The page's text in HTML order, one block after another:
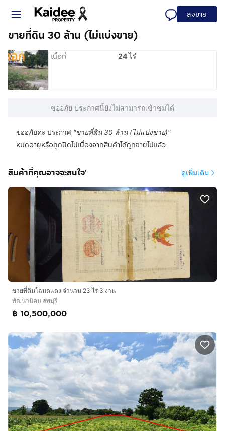
ลงขาย
ขายที่ดิน 30 ล้าน (ไม่แบ่งขาย)
เนื้อที่ 24 ไร่
ขออภัย ประกาศนี้ยังไม่สามารถเข้าชมได้
ขออภัยค่ะ ประกาศ "ขายที่ดิน 30 ล้าน (ไม่แบ่งขาย)"
หมดอายุหรือถูกปิดไปเนื่องจากสินค้าได้ถูกขายไปแล้ว
สินค้าที่คุณอาจจะสนใจ' ดูเพิ่มเติม
ขายที่ดินโฉนดแดง จำนวน 23 ไร่ 3 งาน
พัฒนานิคม ลพบุรี
฿ 10,500,000